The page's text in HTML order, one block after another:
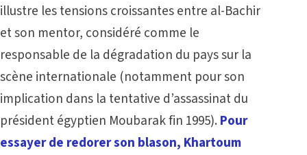
illustre les tensions croissantes entre al-Bachir
et son mentor, considéré comme le
responsable de la dégradation du pays sur la
scène internationale (notamment pour son
implication dans la tentative d’assassinat du
président égyptien Moubarak fin 1995). Pour
essayer de redorer son blason, Khartoum